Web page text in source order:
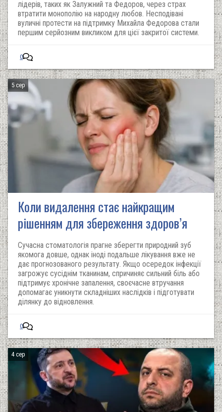
лідерів, таких як Залужний та Федоров, через страх
втратити монополію на народну любов. Несподівані
вуличні протести на підтримку Михайла Федорова стали
першим серйозним викликом для цієї закритої системи.
0
5 сер
Коли видалення стає найкращим
рішенням для збереження здоров’я
Сучасна стоматологія прагне зберегти природний зуб
якомога довше, однак іноді подальше лікування вже не
дає прогнозованого результату. Якщо осередок інфекції
загрожує сусіднім тканинам, спричиняє сильний біль або
підтримує хронічне запалення, своєчасне втручання
допомагає уникнути складніших наслідків і підготувати
ділянку до відновлення.
0
4 сер